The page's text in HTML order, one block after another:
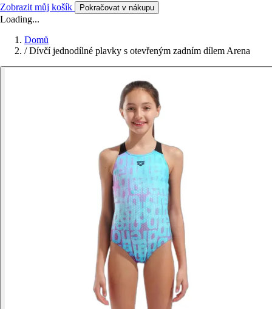
Zobrazit můj košík Pokračovat v nákupu
Loading...
Domů
/ Dívčí jednodílné plavky s otevřeným zadním dílem Arena